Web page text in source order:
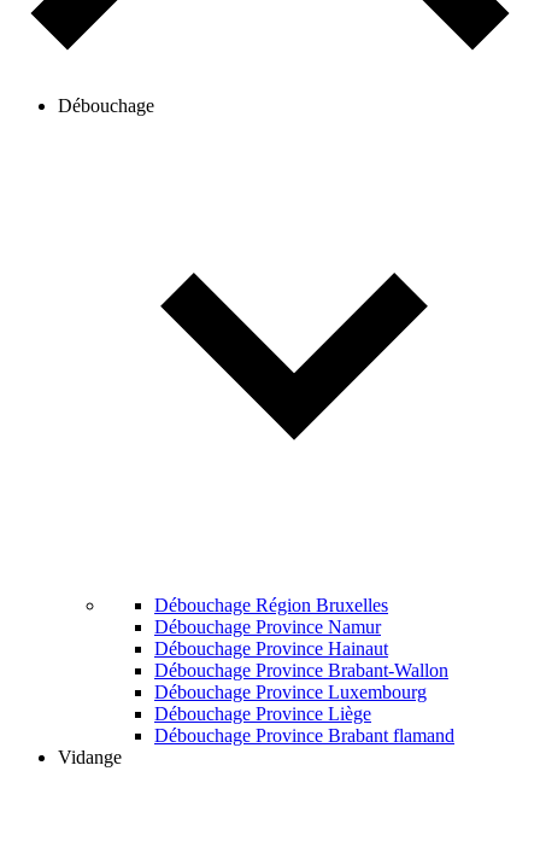
Débouchage
Débouchage Région Bruxelles
Débouchage Province Namur
Débouchage Province Hainaut
Débouchage Province Brabant-Wallon
Débouchage Province Luxembourg
Débouchage Province Liège
Débouchage Province Brabant flamand
Vidange